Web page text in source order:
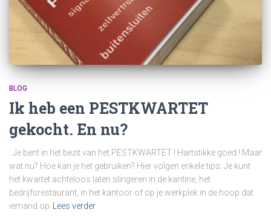
BLOG
Ik heb een PESTKWARTET
gekocht. En nu?
Je bent in het bezit van het PESTKWARTET ! Hartstikke goed ! Maar
wat nu? Hoe kan je het gebruiken? Hier volgen enkele tips: Je kunt
het kwartet achteloos laten slingeren in de kantine, het
bedrijfsrestaurant, in het kantoor of op je werkplek in de hoop dat
iemand op Lees verder